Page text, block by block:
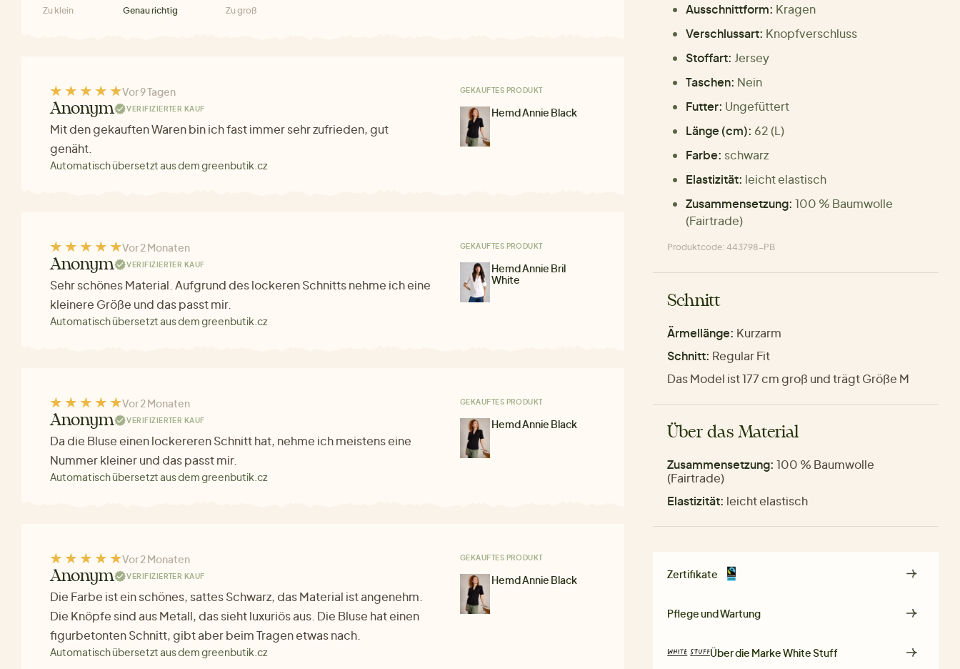
Zu klein Genau richtig Zu groß
Vor 9 Tagen
Anonym VERIFIZIERTER KAUF
Mit den gekauften Waren bin ich fast immer sehr zufrieden, gut
genäht.
Automatisch übersetzt aus dem greenbutik.cz
GEKAUFTES PRODUKT
Hemd Annie Black
Vor 2 Monaten
Anonym VERIFIZIERTER KAUF
Sehr schönes Material. Aufgrund des lockeren Schnitts nehme ich eine
kleinere Größe und das passt mir.
Automatisch übersetzt aus dem greenbutik.cz
GEKAUFTES PRODUKT
Hemd Annie Bril
White
Vor 2 Monaten
Anonym VERIFIZIERTER KAUF
Da die Bluse einen lockereren Schnitt hat, nehme ich meistens eine
Nummer kleiner und das passt mir.
Automatisch übersetzt aus dem greenbutik.cz
GEKAUFTES PRODUKT
Hemd Annie Black
Vor 2 Monaten
Anonym VERIFIZIERTER KAUF
Die Farbe ist ein schönes, sattes Schwarz, das Material ist angenehm.
Die Knöpfe sind aus Metall, das sieht luxuriös aus. Die Bluse hat einen
figurbetonten Schnitt, gibt aber beim Tragen etwas nach.
Automatisch übersetzt aus dem greenbutik.cz
GEKAUFTES PRODUKT
Hemd Annie Black
Ausschnittform: Kragen
Verschlussart: Knopfverschluss
Stoffart: Jersey
Taschen: Nein
Futter: Ungefüttert
Länge (cm): 62 (L)
Farbe: schwarz
Elastizität: leicht elastisch
Zusammensetzung: 100 % Baumwolle
(Fairtrade)
Produktcode: 443798-PB
Schnitt
Ärmellänge: Kurzarm
Schnitt: Regular Fit
Das Model ist 177 cm groß und trägt Größe M
Über das Material
Zusammensetzung: 100 % Baumwolle
(Fairtrade)
Elastizität: leicht elastisch
Zertifikate
Pflege und Wartung
Über die MarkeWhite Stuff